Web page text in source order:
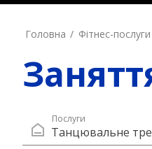
Головна Фітнес-послуги
Послуги
Танцювальне